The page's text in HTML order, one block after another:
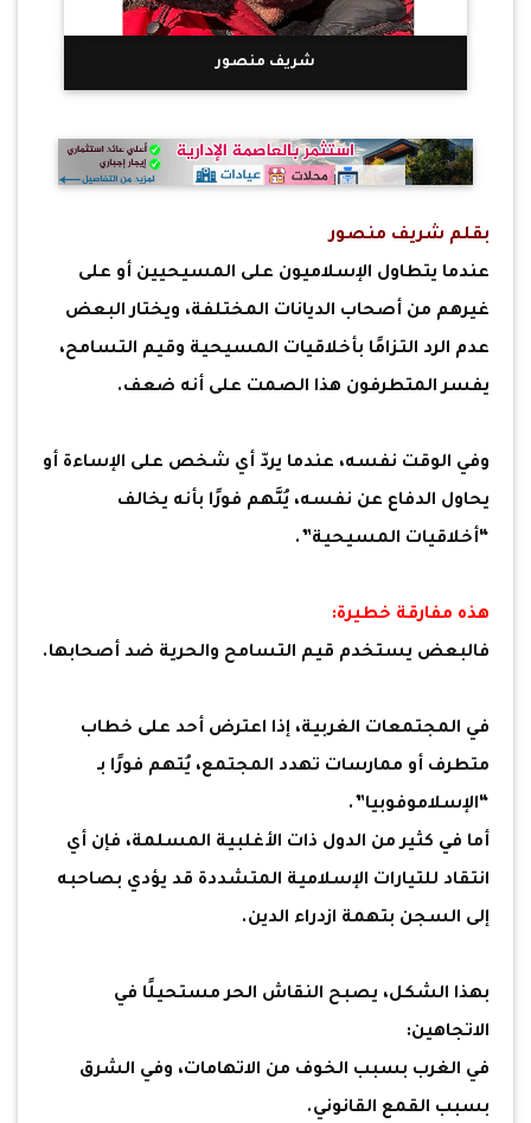
شريف منصور
بقلم شريف منصور
عندما يتطاول الإسلاميون على المسيحيين أو على
غيرهم من أصحاب الديانات المختلفة، ويختار البعض
عدم الرد التزامًا بأخلاقيات المسيحية وقيم التسامح،
يفسر المتطرفون هذا الصمت على أنه ضعف.
وفي الوقت نفسه، عندما يردّ أي شخص على الإساءة أو
يحاول الدفاع عن نفسه، يُتَّهم فورًا بأنه يخالف
“أخلاقيات المسيحية”.
هذه مفارقة خطيرة:
فالبعض يستخدم قيم التسامح والحرية ضد أصحابها.
في المجتمعات الغربية، إذا اعترض أحد على خطاب
متطرف أو ممارسات تهدد المجتمع، يُتهم فورًا بـ
“الإسلاموفوبيا”.
أما في كثير من الدول ذات الأغلبية المسلمة، فإن أي
انتقاد للتيارات الإسلامية المتشددة قد يؤدي بصاحبه
إلى السجن بتهمة ازدراء الدين.
بهذا الشكل، يصبح النقاش الحر مستحيلًا في
الاتجاهين:
في الغرب بسبب الخوف من الاتهامات، وفي الشرق
بسبب القمع القانوني.